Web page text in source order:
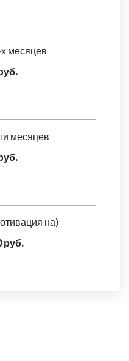
месяцев
месяцев
на)
руб.